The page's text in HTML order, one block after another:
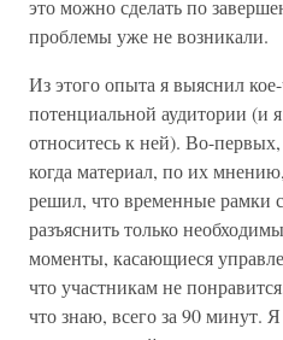
это можно сделать по
проблемы уже не возникали.
Из этого опыта я выяснил
потенциальной аудитории (и
относитесь к ней). Во-
когда материал, по их
решил, что временные рамки
разъяснить только
моменты, касающиеся
что участникам не
что знаю, всего за 90 минут.